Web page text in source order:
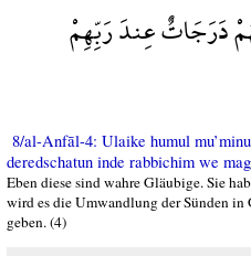
دَرَجَاتٌ عِندَ رَبِّهِمْ
8/al-Anfāl-4: Ulaike humul
deredschatun inde rabbichim we
Eben diese sind wahre Gläubige. Sie
wird es die Umwandlung der Sünden
geben. (4)